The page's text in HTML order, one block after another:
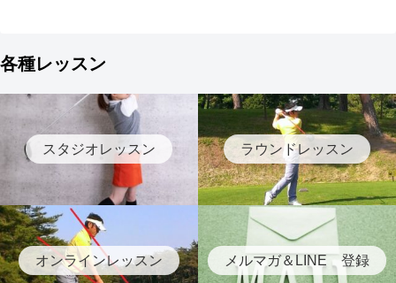
各種レッスン
スタジオレッスン ラウンドレッスン
オンラインレッスン メルマガ＆LINE 登録